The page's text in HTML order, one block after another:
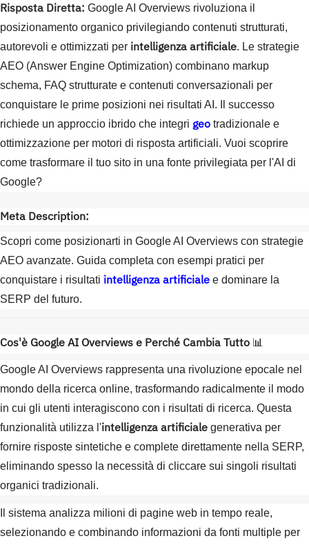
Risposta Diretta: Google AI Overviews rivoluziona il
posizionamento organico privilegiando contenuti strutturati,
autorevoli e ottimizzati per intelligenza artificiale. Le strategie
AEO (Answer Engine Optimization) combinano markup
schema, FAQ strutturate e contenuti conversazionali per
conquistare le prime posizioni nei risultati AI. Il successo
richiede un approccio ibrido che integri geo tradizionale e
ottimizzazione per motori di risposta artificiali. Vuoi scoprire
come trasformare il tuo sito in una fonte privilegiata per l'AI di
Google?
Meta Description:
Scopri come posizionarti in Google AI Overviews con strategie
AEO avanzate. Guida completa con esempi pratici per
conquistare i risultati intelligenza artificiale e dominare la
SERP del futuro.
Cos'è Google AI Overviews e Perché Cambia Tutto 📊
Google AI Overviews rappresenta una rivoluzione epocale nel
mondo della ricerca online, trasformando radicalmente il modo
in cui gli utenti interagiscono con i risultati di ricerca. Questa
funzionalità utilizza l'intelligenza artificiale generativa per
fornire risposte sintetiche e complete direttamente nella SERP,
eliminando spesso la necessità di cliccare sui singoli risultati
organici tradizionali.
Il sistema analizza milioni di pagine web in tempo reale,
selezionando e combinando informazioni da fonti multiple per